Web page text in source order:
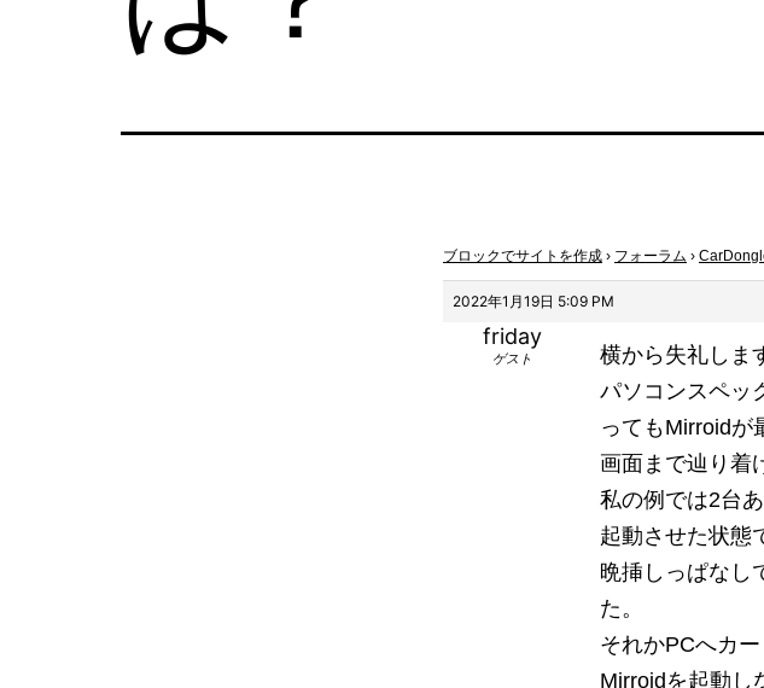
ブロックでサイトを作成 › フォーラム ›
2022年1月19日 5:09 PM
friday
ゲスト
横から失礼しま
パソコンスペッ
ってもMirroidが
画面まで辿り着
私の例では2台
起動させた状態
晩挿しっぱなし
た。
それかPCへカ
Mirroidを起動し